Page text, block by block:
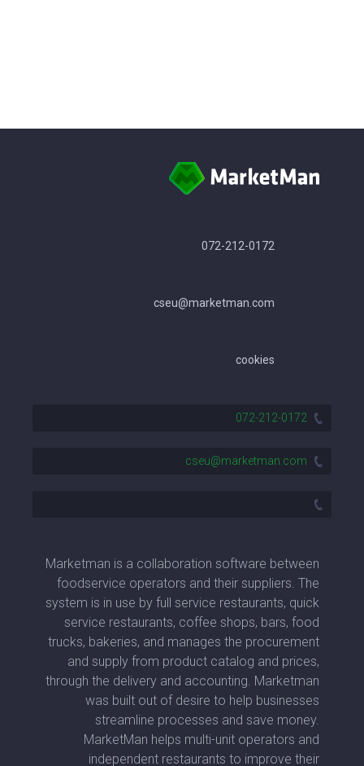
072-212-0172
cseu@marketman.com
cookies
072-212-0172
cseu@marketman.com
Marketman is a collaboration software between
foodservice operators and their suppliers. The
system is in use by full service restaurants, quick
service restaurants, coffee shops, bars, food
trucks, bakeries, and manages the procurement
and supply from product catalog and prices,
through the delivery and accounting. Marketman
was built out of desire to help businesses
streamline processes and save money.
MarketMan helps multi-unit operators and
independent restaurants to improve their